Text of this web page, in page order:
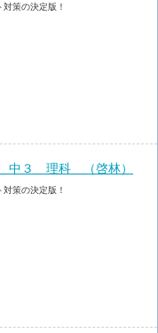
策の決定版！
中３ 理科 （啓林）
策の決定版！